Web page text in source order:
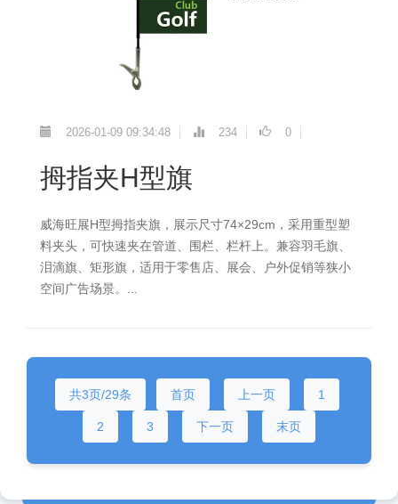
2026-01-09 09:34:48 234 0
拇指夹H型旗
威海旺展H型拇指夹旗，展示尺寸74×29cm，采用重型塑
料夹头，可快速夹在管道、围栏、栏杆上。兼容羽毛旗、
泪滴旗、矩形旗，适用于零售店、展会、户外促销等狭小
空间广告场景。...
共3页/29条 首页 上一页 1
2 3 下一页 末页